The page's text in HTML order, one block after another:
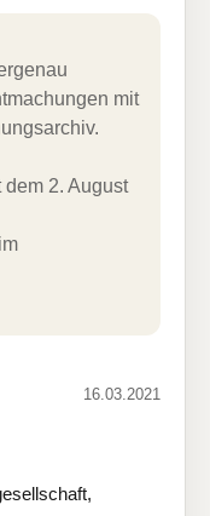
mit
2. August
16.03.2021